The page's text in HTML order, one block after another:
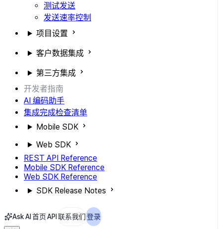
测试发送
发送速率控制
项目设置
客户数据集成
第三方集成
开发者指南
AI 编码助手
集成完成检查清单
Mobile SDK
Web SDK
REST API Reference
Mobile SDK Reference
Web SDK Reference
SDK Release Notes
Ask AI 首页API 联系我们 登录